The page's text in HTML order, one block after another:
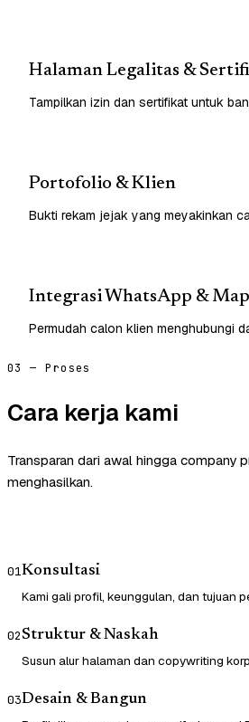
Halaman Legalitas &
Tampilkan izin dan sertifikat untuk
Portofolio & Klien
Bukti rekam jejak yang meyakinkan
Integrasi WhatsApp &
Permudah calon klien menghubungi
03 — Proses
Cara kerja kami
Transparan dari awal hingga company
menghasilkan.
01Konsultasi
Kami gali profil, keunggulan, dan tujuan
02Struktur & Naskah
Susun alur halaman dan copywriting
03Desain & Bangun